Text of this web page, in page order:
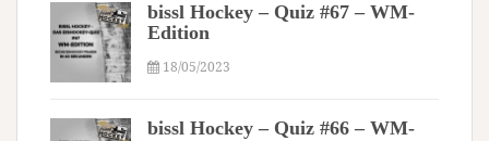
bissl Hockey – Quiz #67 – WM-
Edition
18/05/2023
bissl Hockey – Quiz #66 – WM-